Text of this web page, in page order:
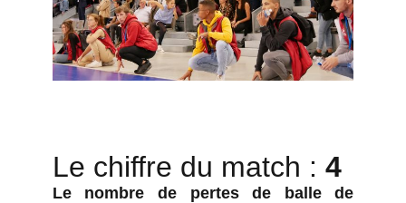
Le chiffre du match : 4
Le nombre de pertes de balle de